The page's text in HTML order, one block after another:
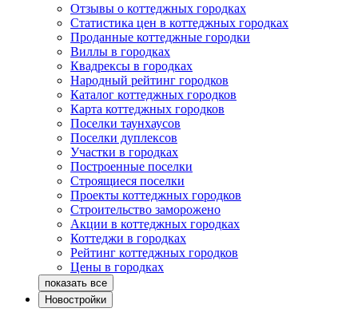
Отзывы о коттеджных городках
Статистика цен в коттеджных городках
Проданные коттеджные городки
Виллы в городках
Квадрексы в городках
Народный рейтинг городков
Каталог коттеджных городков
Карта коттеджных городков
Поселки таунхаусов
Поселки дуплексов
Участки в городках
Построенные поселки
Строящиеся поселки
Проекты коттеджных городков
Строительство заморожено
Акции в коттеджных городках
Коттеджи в городках
Рейтинг коттеджных городков
Цены в городках
Новостройки